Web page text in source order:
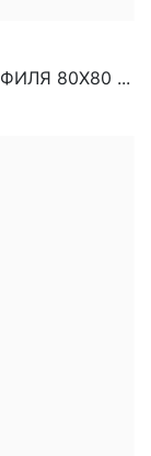
80Х80 ...